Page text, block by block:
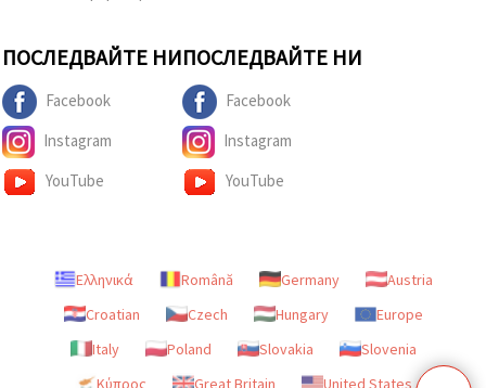
ПОСЛЕДВАЙТЕ НИ
Facebook
Instagram
YouTube
ПОСЛЕДВАЙТЕ НИ
Facebook
Instagram
YouTube
Ελληνικά Română Germany
Austria
Croatian
Czech Hungary
Europe
Italy
Poland Slovakia
Slovenia
Κύπρος
Great Britain United States